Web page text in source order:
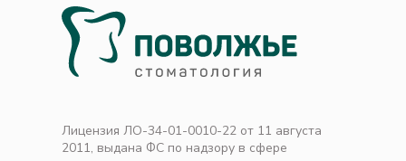
Лицензия ЛО-34-01-0010-22 от 11 августа
2011, выдана ФС по надзору в сфере